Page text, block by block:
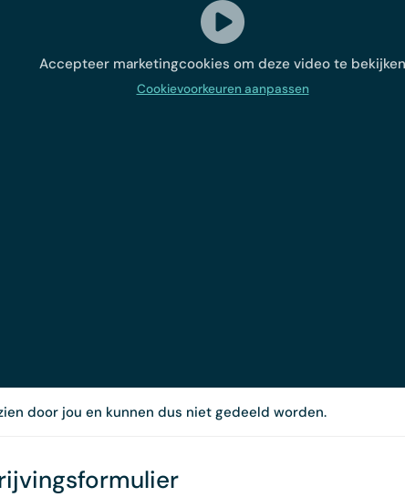
Accepteer marketingcookies om deze video te bekijken
Cookievoorkeuren aanpassen
door jou en kunnen dus niet gedeeld worden.